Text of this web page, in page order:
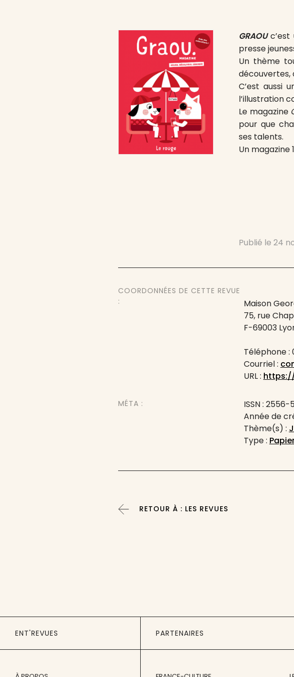
GRAOUc’est
presse
Un thème
découvertes,
C’est aussi
l’illustration
Le magazine
pour que
ses talents.
Un magazine
Publié le24
COORDONNÉES DE CETTE REVUE
:
Maison
75, rue
F-69003
Téléphone :
Courriel :
URL :
MÉTA :
ISSN : 2556-
Année de
Thème(s) :
Type :
RETOUR À : LES REVUES
ENT'REVUES PARTENAIRES